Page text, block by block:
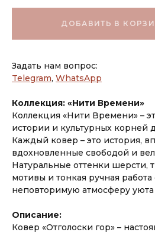
ДОБАВИТЬ В
Задать нам вопрос:
Telegram, WhatsApp
Коллекция: «Нити Времени»
Коллекция «Нити Времени» –
истории и культурных корней
Каждый ковер – это история,
вдохновленные свободой и
Натуральные оттенки шерсти,
мотивы и тонкая ручная
неповторимую атмосферу
Описание:
Ковер «Отголоски гор» –